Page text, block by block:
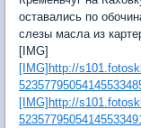
оставались по
слезы масла из
[IMG]
[IMG]http://
[IMG]http://